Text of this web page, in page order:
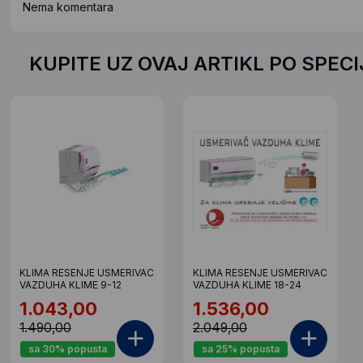
Nema komentara
KUPITE UZ OVAJ ARTIKL PO
KLIMA RESENJE USMERIVAC
VAZDUHA KLIME 9-12
1.043,00
1.490,00
sa 30% popusta
KLIMA RESENJE USMERIVAC
VAZDUHA KLIME 18-24
1.536,00
2.049,00
sa 25% popusta